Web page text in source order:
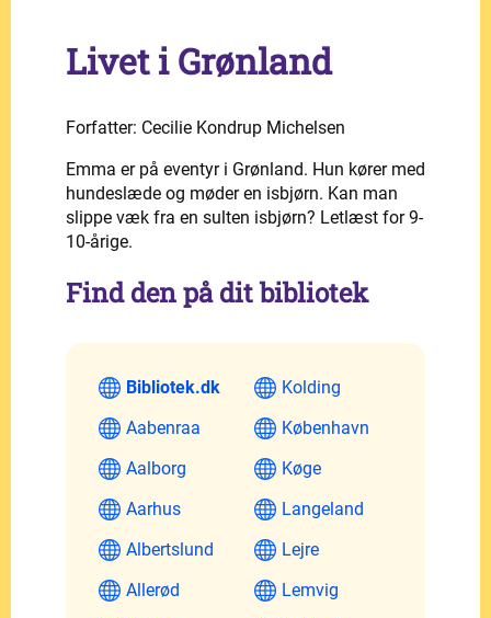
Livet i Grønland
Forfatter: Cecilie Kondrup Michelsen
Emma er på eventyr i Grønland. Hun kører med
hundeslæde og møder en isbjørn. Kan man
slippe væk fra en sulten isbjørn? Letlæst for 9-
10-årige.
Find den på dit bibliotek
Bibliotek.dk
Aabenraa
Aalborg
Aarhus
Albertslund
Allerød
Kolding
København
Køge
Langeland
Lejre
Lemvig